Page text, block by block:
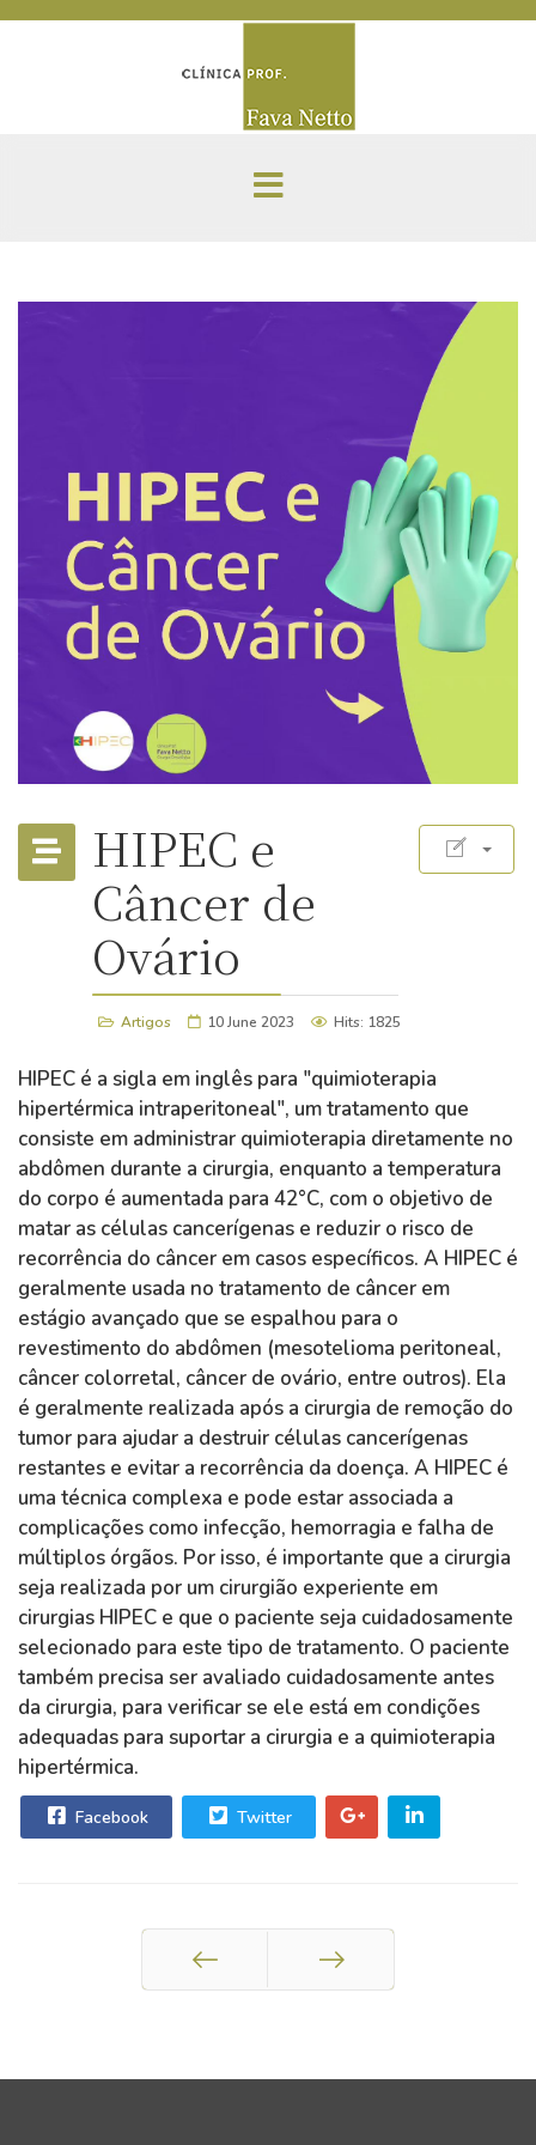
HIPEC e
Câncer de
Ovário
Artigos 10 June 2023 Hits: 1825
HIPEC é a sigla em inglês para "quimioterapia
hipertérmica intraperitoneal", um tratamento que
consiste em administrar quimioterapia diretamente no
abdômen durante a cirurgia, enquanto a temperatura
do corpo é aumentada para 42°C, com o objetivo de
matar as células cancerígenas e reduzir o risco de
recorrência do câncer em casos específicos. A HIPEC é
geralmente usada no tratamento de câncer em
estágio avançado que se espalhou para o
revestimento do abdômen (mesotelioma peritoneal,
câncer colorretal, câncer de ovário, entre outros). Ela
é geralmente realizada após a cirurgia de remoção do
tumor para ajudar a destruir células cancerígenas
restantes e evitar a recorrência da doença. A HIPEC é
uma técnica complexa e pode estar associada a
complicações como infecção, hemorragia e falha de
múltiplos órgãos. Por isso, é importante que a cirurgia
seja realizada por um cirurgião experiente em
cirurgias HIPEC e que o paciente seja cuidadosamente
selecionado para este tipo de tratamento. O paciente
também precisa ser avaliado cuidadosamente antes
da cirurgia, para verificar se ele está em condições
adequadas para suportar a cirurgia e a quimioterapia
hipertérmica.
Facebook Twitter